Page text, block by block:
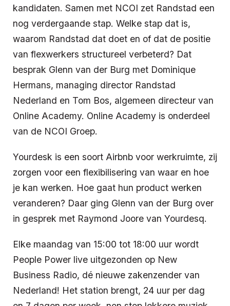
kandidaten. Samen met NCOI zet Randstad een
nog verdergaande stap. Welke stap dat is,
waarom Randstad dat doet en of dat de positie
van flexwerkers structureel verbeterd? Dat
besprak Glenn van der Burg met Dominique
Hermans, managing director Randstad
Nederland en Tom Bos, algemeen directeur van
Online Academy. Online Academy is onderdeel
van de NCOI Groep.
Yourdesk is een soort Airbnb voor werkruimte, zij
zorgen voor een flexibilisering van waar en hoe
je kan werken. Hoe gaat hun product werken
veranderen? Daar ging Glenn van der Burg over
in gesprek met Raymond Joore van Yourdesq.
Elke maandag van 15:00 tot 18:00 uur wordt
People Power live uitgezonden op New
Business Radio, dé nieuwe zakenzender van
Nederland! Het station brengt, 24 uur per dag